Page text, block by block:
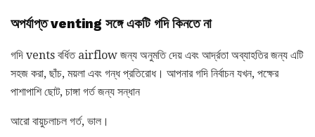
অপর্যাপ্ত venting সঙ্গে একটি গদি কিনতে না
গদি vents বর্ধিত airflow জন্য অনুমতি দেয় এবং আর্দ্রতা অব্যাহতির জন্য এটি
সহজ করা, ছাঁচ, ময়লা এবং গন্ধ প্রতিরোধ। আপনার গদি নির্বাচন যখন, পক্ষের
পাশাপাশি ছোট, চাঙ্গা গর্ত জন্য সন্ধান
আরো বায়ুচলাচল গর্ত, ভাল।